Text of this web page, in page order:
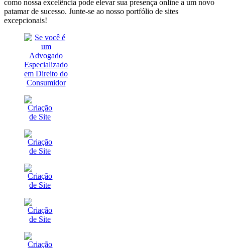
como nossa excelência pode elevar sua presença online a um novo
patamar de sucesso. Junte-se ao nosso portfólio de sites
excepcionais!